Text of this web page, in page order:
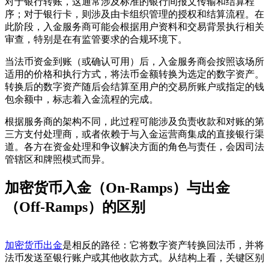
序；对于银行卡，则涉及由卡组织管理的授权和结算流程。在
此阶段，入金服务商可能会根据用户资料和交易背景执行相关
审查，特别是在有监管要求的合规环境下。
当法币资金到账（或确认可用）后，入金服务商会按照该场所
适用的价格和执行方式，将法币金额转换为选定的数字资产。
转换后的数字资产随后会结算至用户的交易所账户或指定的钱
包余额中，标志着入金流程的完成。
根据服务商的架构不同，此过程可能涉及负责收款和对账的第
三方支付处理商，或者依赖于与入金运营商集成的直接银行渠
道。各方在资金处理和争议解决方面的角色与责任，会因司法
管辖区和牌照模式而异。
加密货币入金（On-Ramps）与出金
（Off-Ramps）的区别
加密货币出金是相反的路径：它将数字资产转换回法币，并将
法币发送至银行账户或其他收款方式。从结构上看，关键区别